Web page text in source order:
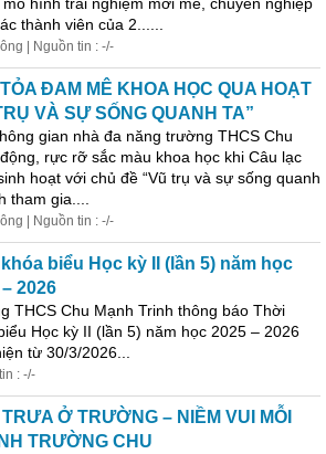
thành viên của 2......
| Nguồn tin : -/-
ĐAM MÊ KHOA HỌC QUA HOẠT
VÀ SỰ SỐNG QUANH TA”
gian nhà đa năng trường THCS Chu
rực rỡ sắc màu khoa học khi Câu lạc
hoạt với chủ đề “Vũ trụ và sự sống quanh
tham gia....
| Nguồn tin : -/-
biểu Học kỳ II (lần 5) năm học
2026
THCS Chu Mạnh Trinh thông báo Thời
Học kỳ II (lần 5) năm học 2025 – 2026
từ 30/3/2026...
: -/-
Ở TRƯỜNG – NIỀM VUI MỖI
TRƯỜNG CHU